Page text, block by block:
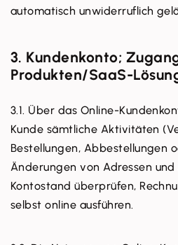
automatisch unwiderruflich
3. Kundenkonto;
Produkten/SaaS-
3.1. Über das Online-
Kunde sämtliche Aktivitäten
Bestellungen, Abbestellungen
Änderungen von Adressen und
Kontostand überprüfen,
selbst online ausführen.